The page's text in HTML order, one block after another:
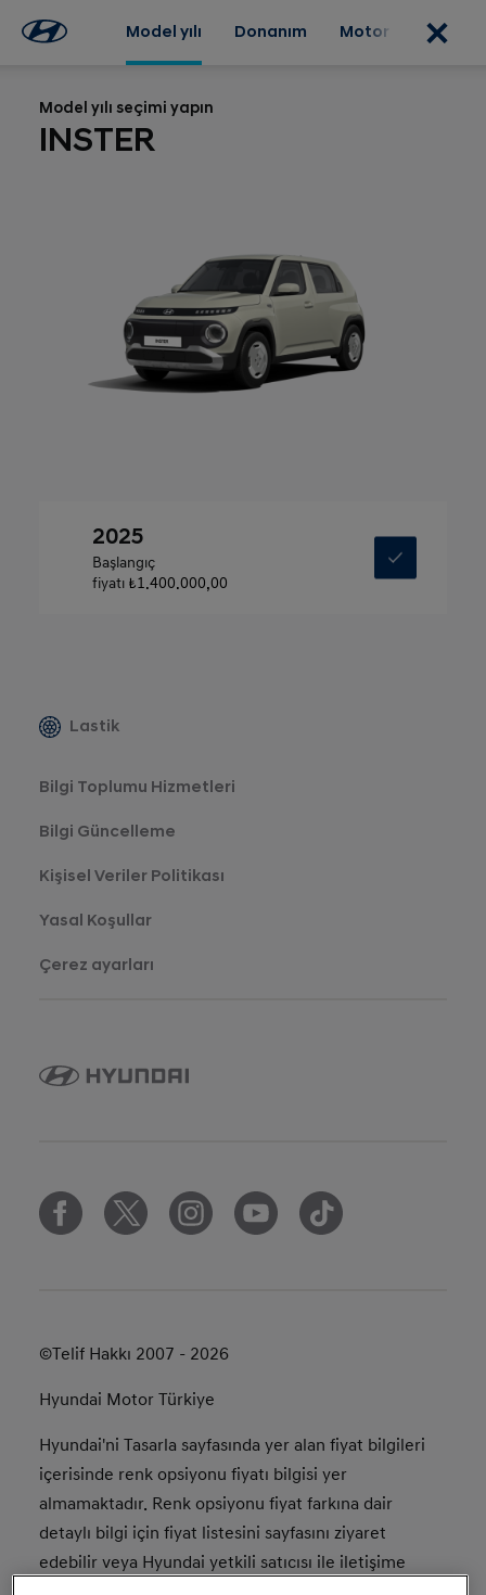
Model yılı Donanım Motor Dış
Model yılı seçimi yapın
INSTER
2025
Başlangıç
fiyatı ₺1.400.000,00
Lastik
Bilgi Toplumu Hizmetleri
Bilgi Güncelleme
Kişisel Veriler Politikası
Yasal Koşullar
Çerez ayarları
©Telif Hakkı 2007 - 2026
Hyundai Motor Türkiye
Hyundai'ni Tasarla sayfasında yer alan fiyat bilgileri
içerisinde renk opsiyonu fiyatı bilgisi yer
almamaktadır. Renk opsiyonu fiyat farkına dair
detaylı bilgi için fiyat listesini sayfasını ziyaret
edebilir veya Hyundai yetkili satıcısı ile iletişime